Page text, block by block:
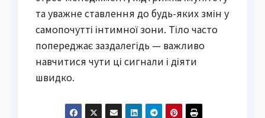
та уважне ставлення до будь-яких змін у
самопочутті інтимної зони. Тіло часто
попереджає заздалегідь — важливо
навчитися чути ці сигнали і діяти
швидко.